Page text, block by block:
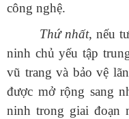
công nghệ.
Thứ nhất, nếu
ninh chủ yếu tập
vũ trang và bảo vệ
được mở rộng sang
ninh trong giai đoạn